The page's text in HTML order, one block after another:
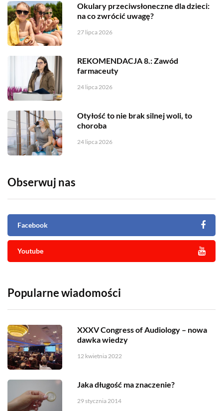
Okulary przeciwsłoneczne dla dzieci:
na co zwrócić uwagę?
27 lipca 2026
REKOMENDACJA 8.: Zawód
farmaceuty
24 lipca 2026
Otyłość to nie brak silnej woli, to
choroba
24 lipca 2026
Obserwuj nas
Facebook
Youtube
Popularne wiadomości
XXXV Congress of Audiology – nowa
dawka wiedzy
12 kwietnia 2022
Jaka długość ma znaczenie?
29 stycznia 2014